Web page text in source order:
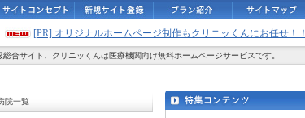
[PR] オリジナルホームページ制作もクリニッくんにお任せ！！
総合サイト、 クリニッくん は医療機関向け無料ホームページサービスです。
院一覧